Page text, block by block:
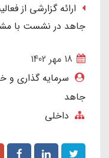
ارائه گزارشی از
جاهد در نشست با
سرمایه گذاری و
جاهد
داخلی